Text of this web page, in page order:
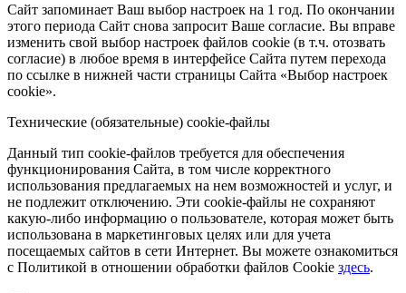
Сайт запоминает Ваш выбор настроек на 1 год. По окончании
этого периода Сайт снова запросит Ваше согласие. Вы вправе
изменить свой выбор настроек файлов cookie (в т.ч. отозвать
согласие) в любое время в интерфейсе Сайта путем перехода
по ссылке в нижней части страницы Сайта «Выбор настроек
cookie».
Технические (обязательные) cookie-файлы
Данный тип cookie-файлов требуется для обеспечения
функционирования Сайта, в том числе корректного
использования предлагаемых на нем возможностей и услуг, и
не подлежит отключению. Эти cookie-файлы не сохраняют
какую-либо информацию о пользователе, которая может быть
использована в маркетинговых целях или для учета
посещаемых сайтов в сети Интернет. Вы можете ознакомиться
с Политикой в отношении обработки файлов Cookie здесь.